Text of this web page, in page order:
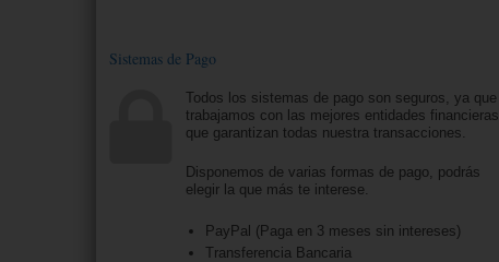
Zadig&Voltaire
Sistemas de Pago
Todos los sistemas de pago son seguros, ya que
trabajamos con las mejores entidades financieras
que garantizan todas nuestra transacciones.
Disponemos de varias formas de pago, podrás
elegir la que más te interese.
PayPal (Paga en 3 meses sin intereses)
Transferencia Bancaria